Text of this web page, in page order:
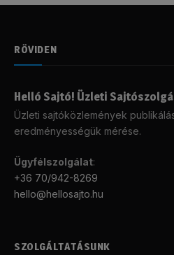
RÖVIDEN
Helló Sajtó! Üzleti
Üzleti sajtóközlemények
eredményességük mérése.
Ügyfélszolgálat:
+36 70/942-8269
hello@hellosajto.hu
SZOLGÁLTATÁSUNK